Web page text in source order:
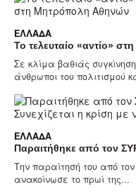
ΕΛΛΆΔΑ
Το τελευταίο «αντίο»
Σε κλίμα βαθιάς
άνθρωποι του πολιτισμού
ΕΛΛΆΔΑ
Παραιτήθηκε από τον
Την παραίτησή του από
ανακοίνωσε το πρωί της...